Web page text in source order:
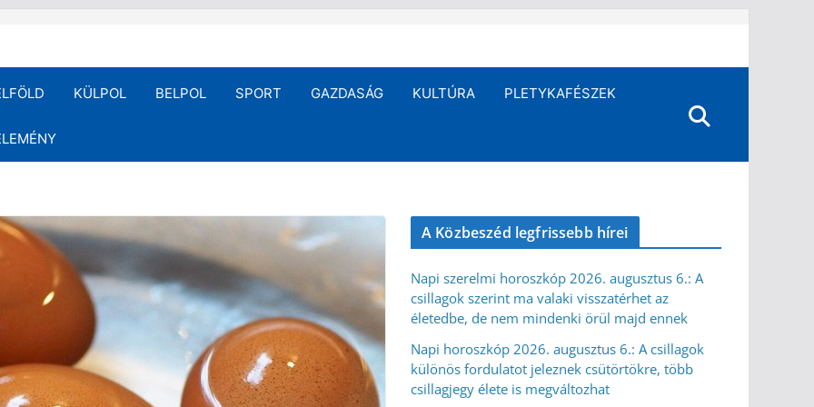
KÜLPOL BELPOL SPORT GAZDASÁG KULTÚRA PLETYKAFÉSZEK
A Közbeszéd legfrissebb hírei
Napi szerelmi horoszkóp 2026. augusztus 6.: A
csillagok szerint ma valaki visszatérhet az
életedbe, de nem mindenki örül majd ennek
Napi horoszkóp 2026. augusztus 6.: A csillagok
különös fordulatot jeleznek csütörtökre, több
csillagjegy élete is megváltozhat